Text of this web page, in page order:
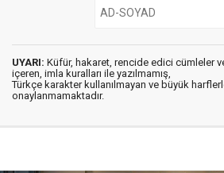
UYARI: Küfür, hakaret, rencide edici cümleler
içeren, imla kuralları ile yazılmamış,
Türkçe karakter kullanılmayan ve büyük
onaylanmamaktadır.